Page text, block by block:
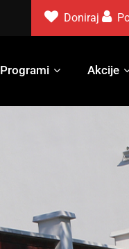
Doniraj
Programi Akcije